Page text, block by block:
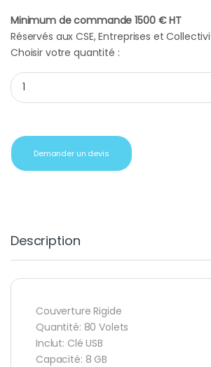
Minimum de commande 1500 € HT
Réservés aux CSE, Entreprises et
Choisir votre quantité :
Cadeau client bloc-note clé usb quantity
Demander un devis
Description
Couverture Rigide
Quantité: 80 Volets
Inclut: Clé USB
Capacité: 8 GB